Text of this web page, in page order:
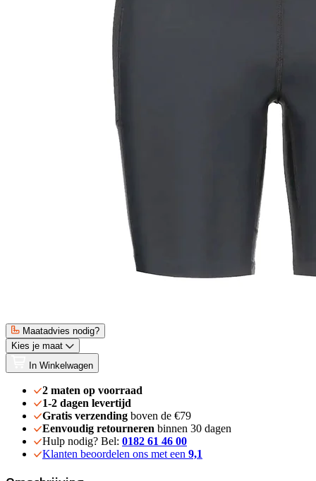
Maatadvies nodig?
Kies je maat
In Winkelwagen
2 maten op voorraad
1-2 dagen levertijd
Gratis verzending boven de €79
Eenvoudig retourneren binnen 30 dagen
Hulp nodig? Bel: 0182 61 46 00
Klanten beoordelen ons met een 9,1